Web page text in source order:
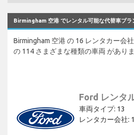
Birmingham 空港 でレンタル可能な代替車ブラ
Birmingham 空港 の 16 レンタカー会
の 114 さまざまな種類の車両 がありま
Ford レンタ
車両タイプ: 13
レンタカー会社: